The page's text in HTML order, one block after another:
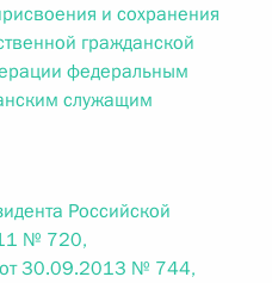
и сохранения
гражданской
федеральным
служащим
Российской
№ 720,
30.09.2013 № 744,